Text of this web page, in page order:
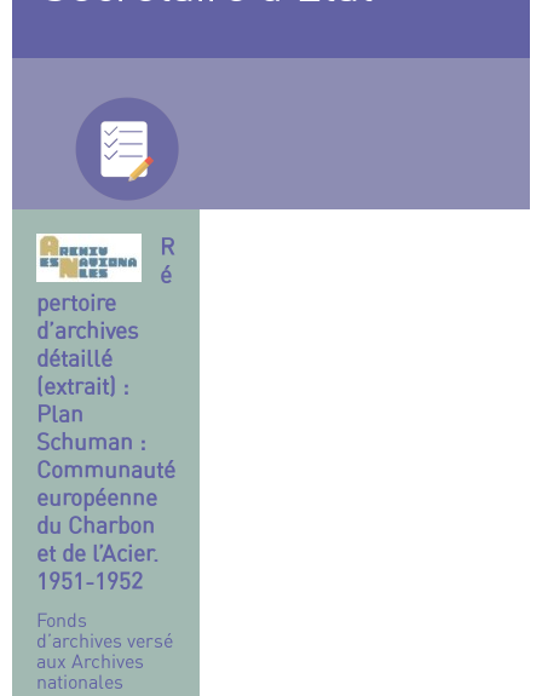
R
é
pertoire
d’archives
détaillé
(extrait) :
Plan
Schuman :
Communauté
européenne
du Charbon
et de l’Acier.
1951-1952
Fonds
d’archives versé
aux Archives
nationales